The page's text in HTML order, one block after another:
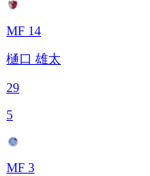
MF 14
樋口 雄太
29
5
MF 3